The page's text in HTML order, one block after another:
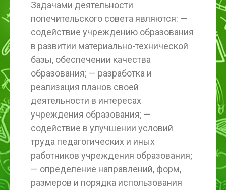
Задачами деятельности
попечительского совета являются: —
содействие учреждению образования
в развитии материально-технической
базы, обеспечении качества
образования; — разработка и
реализация планов своей
деятельности в интересах
учреждения образования; —
содействие в улучшении условий
труда педагогических и иных
работников учреждения образования;
— определение направлений, форм,
размеров и порядка использования